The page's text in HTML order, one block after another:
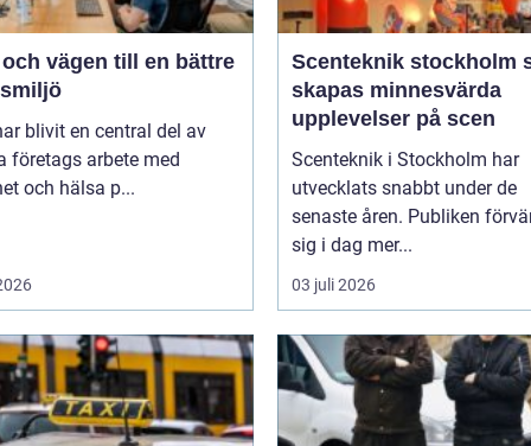
vägen till en bättre
blivit en central del av
företags arbete med
och hälsa p...
Scenteknik stockholm så
skapas minnesvärda
upplevelser på scen
Scenteknik i Stockholm har
utvecklats snabbt under de
senaste åren. Publiken
sig i dag mer...
03 juli 2026